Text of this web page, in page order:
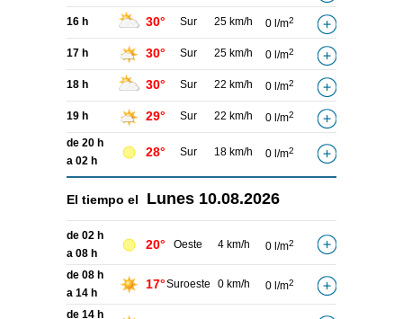
16 h 30° Sur 25 km/h 0 l/m2
17 h 30° Sur 25 km/h 0 l/m2
18 h 30° Sur 22 km/h 0 l/m2
19 h 29° Sur 22 km/h 0 l/m2
de 20 h
a 02 h
28° Sur 18 km/h 0 l/m2
El tiempo el Lunes 10.08.2026
de 02 h
a 08 h
20° Oeste 4 km/h 0 l/m2
de 08 h
a 14 h
17°Suroeste 0 km/h 0 l/m2
de 14 h